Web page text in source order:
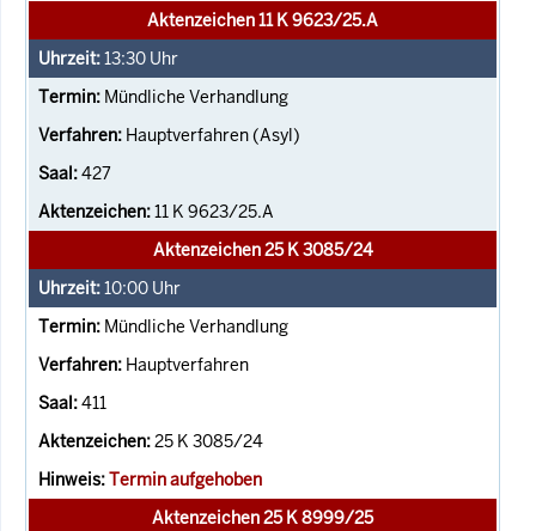
Aktenzeichen 11 K 9623/25.A
13:30 Uhr
Mündliche Verhandlung
Hauptverfahren (Asyl)
427
11 K 9623/25.A
Aktenzeichen 25 K 3085/24
10:00 Uhr
Mündliche Verhandlung
Hauptverfahren
411
25 K 3085/24
Termin aufgehoben
Aktenzeichen 25 K 8999/25